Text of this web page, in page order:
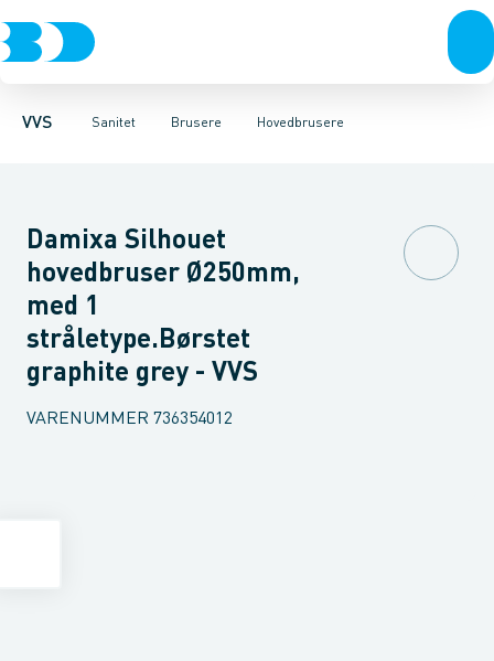
VVS Sanitet
Rør & fittingsPressfittings & rørKuglehaner & ventiler
Brusere
Toiletter, sæder og cisterner VaskeArmaturer
Hovedbrusere
HåndbrusereBruseslanger BrusesætBrusestænger
Damixa Silhouet
hovedbruser Ø250mm,
med 1
stråletype.Børstet
graphite grey - VVS
VARENUMMER 736354012